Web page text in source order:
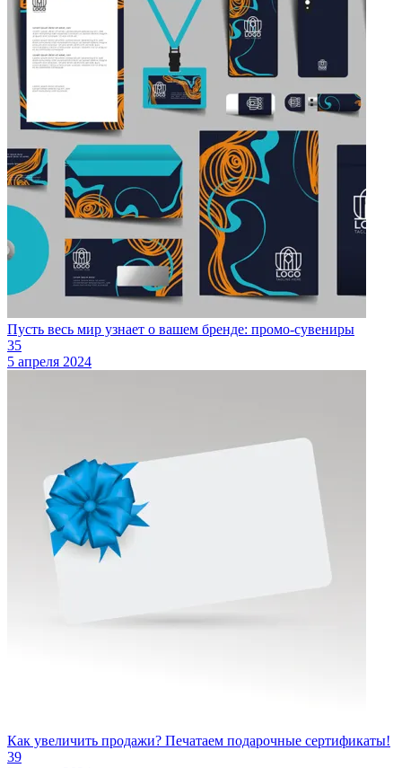
Пусть весь мир узнает о вашем бренде: промо-сувениры
35
5 апреля 2024
Как увеличить продажи? Печатаем подарочные сертификаты!
39